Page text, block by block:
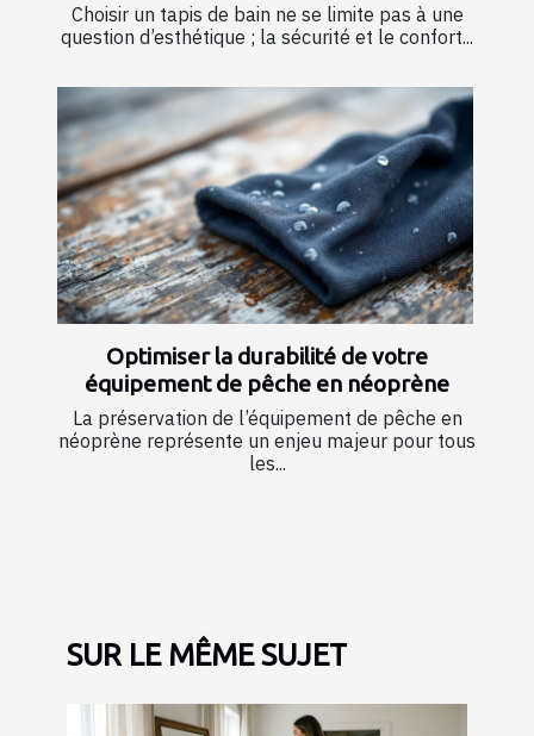
Choisir un tapis de bain ne se limite pas à une
question d’esthétique ; la sécurité et le confort...
Optimiser la durabilité de votre
équipement de pêche en néoprène
La préservation de l’équipement de pêche en
néoprène représente un enjeu majeur pour tous
les...
SUR LE MÊME SUJET